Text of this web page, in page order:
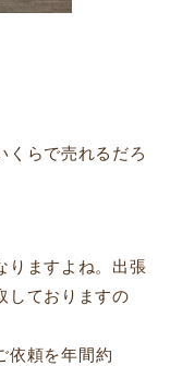
くらで売れるだろ
りますよね。出張
しておりますの
依頼を年間約